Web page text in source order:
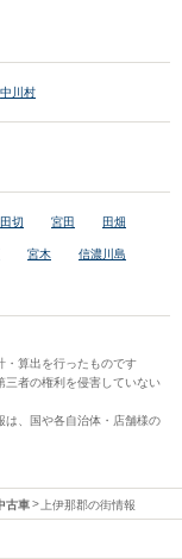
中川村
田切 宮田 田畑
宮木 信濃川島
・算出を行ったものです
三者の権利を侵害していない
は、国や各自治体・店舗様の
古車 上伊那郡の街情報